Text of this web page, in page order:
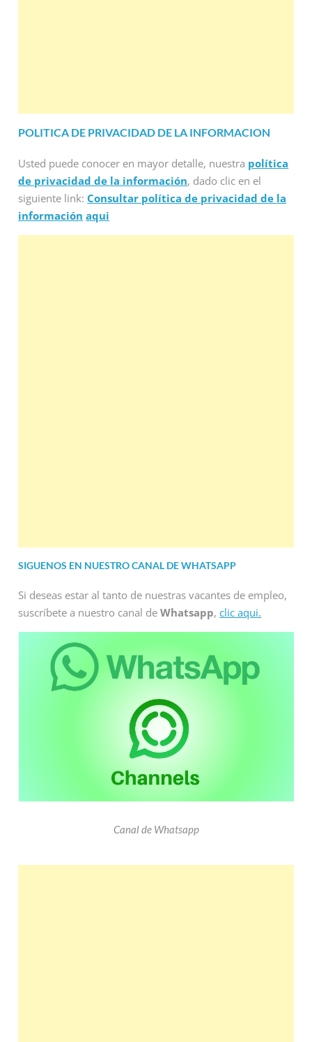
POLITICA DE PRIVACIDAD DE LA INFORMACION
Usted puede conocer en mayor detalle, nuestra política
de privacidad de la información, dado clic en el
siguiente link:Consultar política de privacidad de la
información aqui
SIGUENOS EN NUESTRO CANAL DE WHATSAPP
Si deseas estar al tanto de nuestras vacantes de empleo,
suscríbete a nuestro canal deWhatsapp,clic aqui.
Canal de Whatsapp